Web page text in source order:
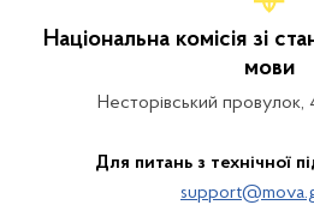
Національна комісія зі
мови
Несторівський провулок,
Для питань з технічної